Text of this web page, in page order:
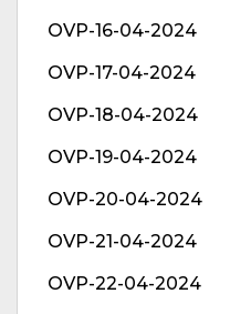
OVP-16-04-2024
OVP-17-04-2024
OVP-18-04-2024
OVP-19-04-2024
OVP-20-04-2024
OVP-21-04-2024
OVP-22-04-2024